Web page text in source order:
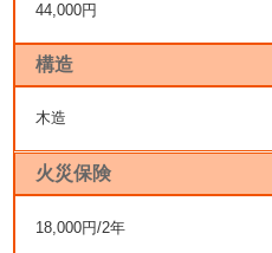
44,000円
構造
木造
火災保険
18,000円/2年